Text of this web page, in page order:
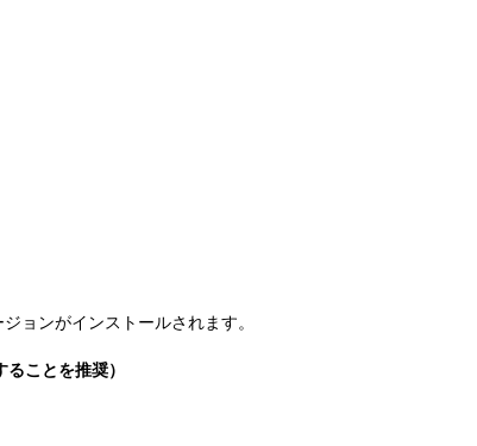
ョンがインストールされます。
ことを推奨）